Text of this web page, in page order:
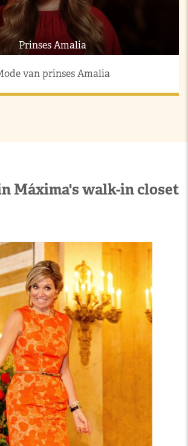
Prinses Amalia
van prinses Amalia
Máxima's walk-in closet